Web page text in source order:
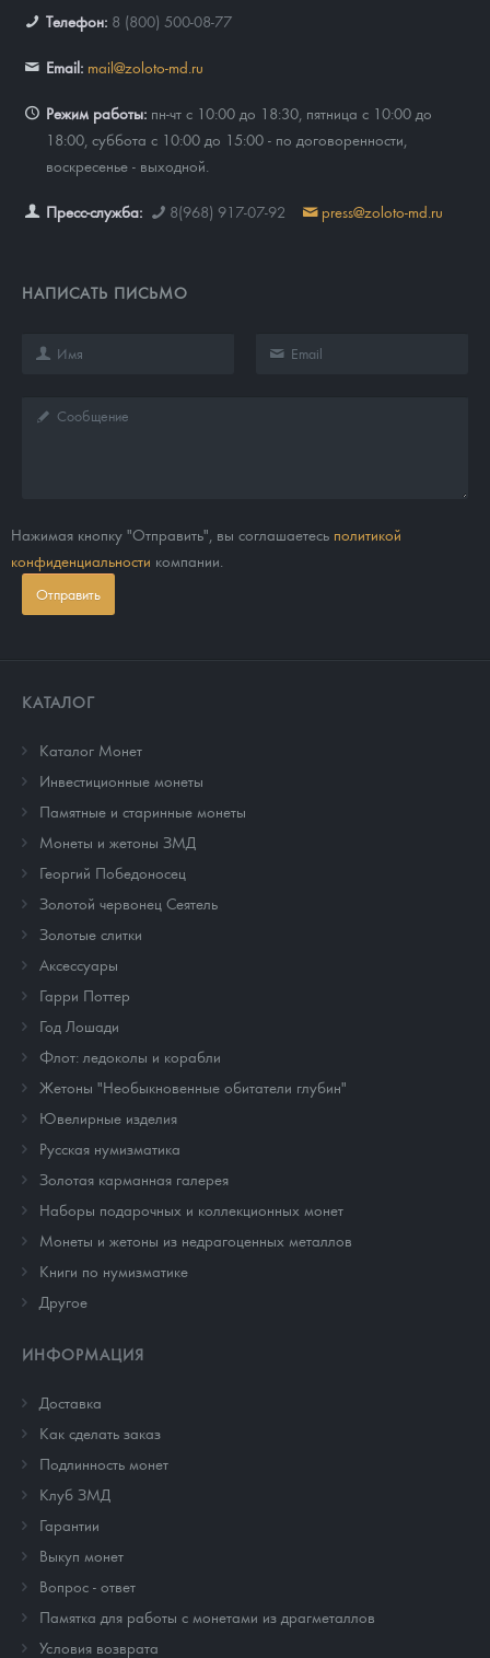
Телефон: 8 (800) 500-08-77
Email: mail@zoloto-md.ru
Режим работы: пн-чт с 10:00 до 18:30, пятница с 10:00 до
18:00, суббота с 10:00 до 15:00 - по договоренности,
воскресенье - выходной.
Пресс-служба: 8(968) 917-07-92 press@zoloto-md.ru
НАПИСАТЬ ПИСЬМО
Нажимая кнопку "Отправить", вы соглашаетесь политикой
конфиденциальности компании.
Отправить
КАТАЛОГ
Каталог Монет
Инвестиционные монеты
Памятные и старинные монеты
Монеты и жетоны ЗМД
Георгий Победоносец
Золотой червонец Сеятель
Золотые слитки
Аксессуары
Гарри Поттер
Год Лошади
Флот: ледоколы и корабли
Жетоны "Необыкновенные обитатели глубин"
Ювелирные изделия
Русская нумизматика
Золотая карманная галерея
Наборы подарочных и коллекционных монет
Монеты и жетоны из недрагоценных металлов
Книги по нумизматике
Другое
ИНФОРМАЦИЯ
Доставка
Как сделать заказ
Подлинность монет
Клуб ЗМД
Гарантии
Выкуп монет
Вопрос - ответ
Памятка для работы с монетами из драгметаллов
Условия возврата